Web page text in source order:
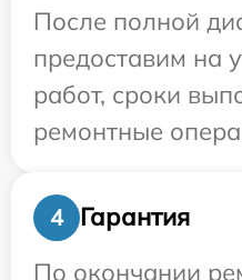
После полной
предоставим на
работ, сроки
ремонтные
4
Гарантия
По окончании